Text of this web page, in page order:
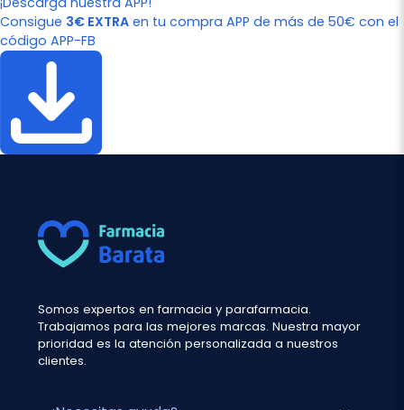
Consigue 3€ EXTRA en tu compra APP de más de 50€ con el
código APP-FB
Somos expertos en farmacia y parafarmacia.
Trabajamos para las mejores marcas. Nuestra mayor
prioridad es la atención personalizada a nuestros
clientes.